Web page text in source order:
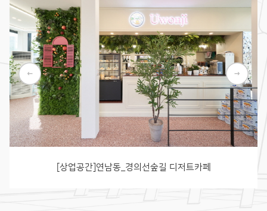
[상업공간]연남동_경의선숲길 디저트카페